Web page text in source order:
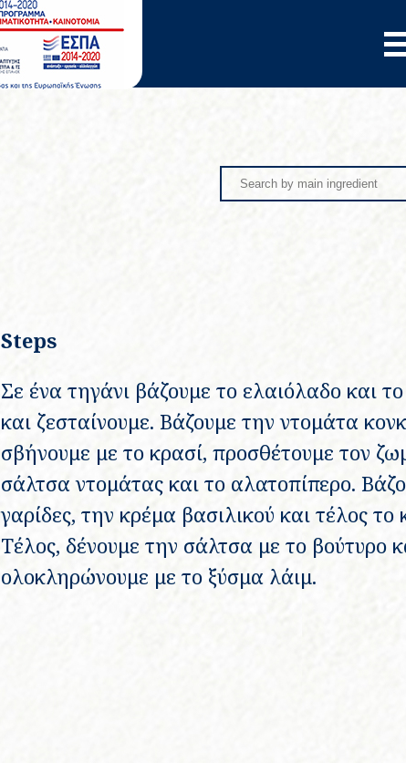
Steps
Σε ένα τηγάνι βάζουμε το ελαιόλαδο και
και ζεσταίνουμε. Βάζουμε την ντομάτα
σβήνουμε με το κρασί, προσθέτουμε τον
σάλτσα ντομάτας και το αλατοπίπερο.
γαρίδες, την κρέμα βασιλικού και τέλος το
Τέλος, δένουμε την σάλτσα με το βούτυρο
ολοκληρώνουμε με το ξύσμα λάιμ.